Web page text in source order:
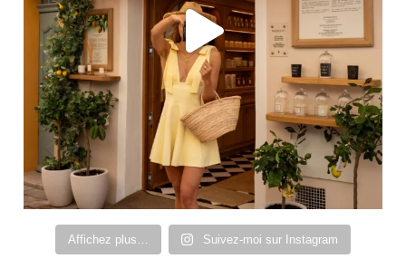
Affichez plus… Suivez-moi sur Instagram